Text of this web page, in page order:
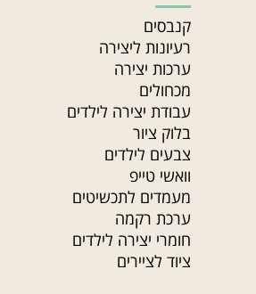
קנבסים
רעיונות ליצירה
ערכות יצירה
מכחולים
עבודת יצירה לילדים
בלוק ציור
צבעים לילדים
וואשי טייפ
מעמדים לתכשיטים
ערכת רקמה
חומרי יצירה לילדים
ציוד לציירים